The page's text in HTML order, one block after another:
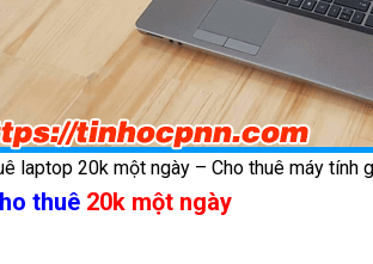
laptop 20k một ngày – Cho thuê máy tính
thuê 20k một ngày